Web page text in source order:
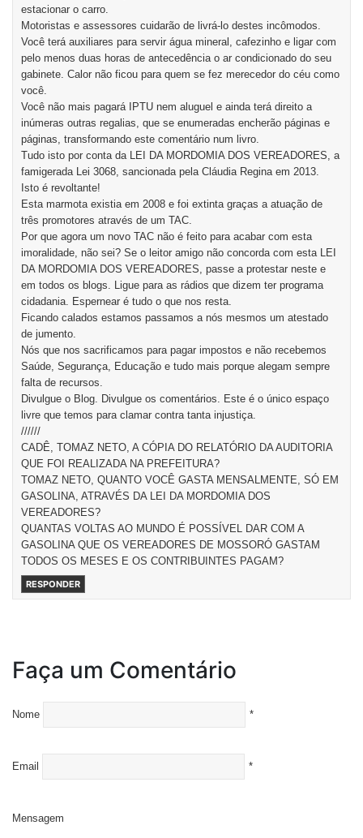
estacionar o carro.
Motoristas e assessores cuidarão de livrá-lo destes incômodos.
Você terá auxiliares para servir água mineral, cafezinho e ligar com
pelo menos duas horas de antecedência o ar condicionado do seu
gabinete. Calor não ficou para quem se fez merecedor do céu como
você.
Você não mais pagará IPTU nem aluguel e ainda terá direito a
inúmeras outras regalias, que se enumeradas encherão páginas e
páginas, transformando este comentário num livro.
Tudo isto por conta da LEI DA MORDOMIA DOS VEREADORES, a
famigerada Lei 3068, sancionada pela Cláudia Regina em 2013.
Isto é revoltante!
Esta marmota existia em 2008 e foi extinta graças a atuação de
três promotores através de um TAC.
Por que agora um novo TAC não é feito para acabar com esta
imoralidade, não sei? Se o leitor amigo não concorda com esta LEI
DA MORDOMIA DOS VEREADORES, passe a protestar neste e
em todos os blogs. Ligue para as rádios que dizem ter programa
cidadania. Espernear é tudo o que nos resta.
Ficando calados estamos passamos a nós mesmos um atestado
de jumento.
Nós que nos sacrificamos para pagar impostos e não recebemos
Saúde, Segurança, Educação e tudo mais porque alegam sempre
falta de recursos.
Divulgue o Blog. Divulgue os comentários. Este é o único espaço
livre que temos para clamar contra tanta injustiça.
//////
CADÊ, TOMAZ NETO, A CÓPIA DO RELATÓRIO DA AUDITORIA
QUE FOI REALIZADA NA PREFEITURA?
TOMAZ NETO, QUANTO VOCÊ GASTA MENSALMENTE, SÓ EM
GASOLINA, ATRAVÉS DA LEI DA MORDOMIA DOS
VEREADORES?
QUANTAS VOLTAS AO MUNDO É POSSÍVEL DAR COM A
GASOLINA QUE OS VEREADORES DE MOSSORÓ GASTAM
TODOS OS MESES E OS CONTRIBUINTES PAGAM?
RESPONDER
Faça um Comentário
Nome *
Email *
Mensagem